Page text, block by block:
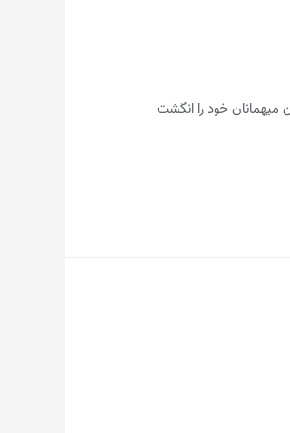
میهمانان خود را انگشت